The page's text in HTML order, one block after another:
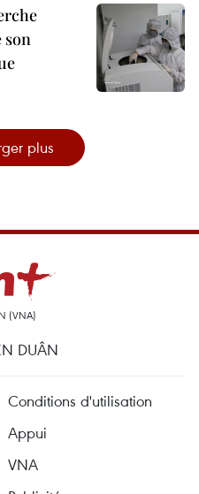
plus
(VNA)
DUÂN
Conditions d'utilisation
Appui
VNA